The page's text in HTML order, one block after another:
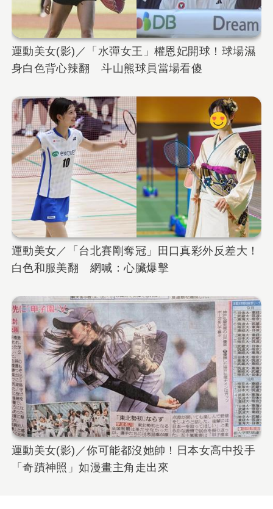
運動美女(影)／「水彈女王」權恩妃開球！球場濕
身白色背心辣翻 斗山熊球員當場看傻
運動美女／「台北賽剛奪冠」田口真彩外反差大！
白色和服美翻 網喊：心臟爆擊
運動美女(影)／你可能都沒她帥！日本女高中投手
「奇蹟神照」如漫畫主角走出來